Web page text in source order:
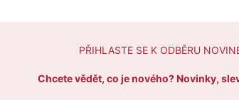
PŘIHLASTE SE K ODBĚRU
Chcete vědět, co je nového? Novinky,